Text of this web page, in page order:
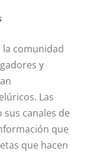
la comunidad
y
Las
canales de
que
que hacen